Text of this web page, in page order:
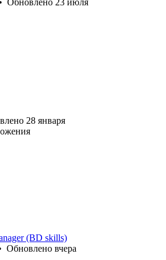
28 января
(BD skills)
Обновлено вчера